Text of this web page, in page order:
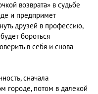
возврата» в судьбе
и предпримет
друзей в профессию,
бороться
в себя и снова
сначала
городе, потом в далекой